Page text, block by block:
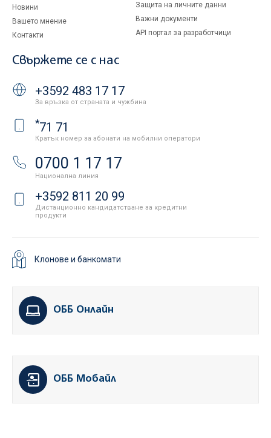
Новини
Вашето мнение
Контакти
Защита на личните данни
Важни документи
API портал за разработчици
Свържете се с нас
+3592 483 17 17
За връзка от страната и чужбина
*71 71
Кратък номер за абонати на мобилни оператори
0700 1 17 17
Национална линия
+3592 811 20 99
Дистанционно кандидатстване за кредитни
продукти
Клонове и банкомати
ОББ Онлайн
ОББ Мобайл